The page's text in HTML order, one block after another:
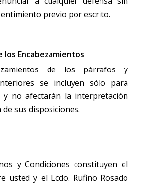
previo por escrito.
los Encabezamientos
de los párrafos y
se incluyen sólo para
y no afectarán la interpretación
de sus disposiciones.
y Condiciones constituyen el
usted y el Lcdo. Rufino Rosado